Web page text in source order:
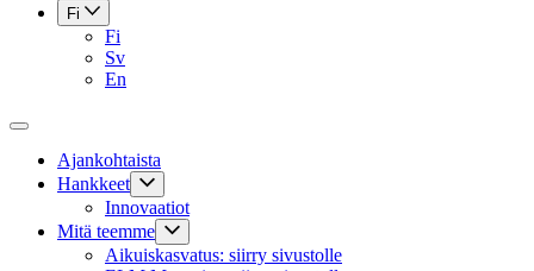
Fi
Fi
Sv
En
Ajankohtaista
Hankkeet
Innovaatiot
Mitä teemme
Aikuiskasvatus: siirry sivustolle